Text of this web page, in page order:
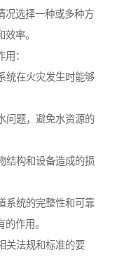
况选择一种或多种方
率。
：
统在火灾发生时能够
问题，避免水资源的
结构和设备造成的损
系统的完整性和可靠
作用。
关法规和标准的要